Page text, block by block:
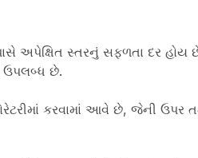
અપેક્ષિત સ્તરનું સફળતા દર હોય
છે.
કરવામાં આવે છે, જેની ઉપર